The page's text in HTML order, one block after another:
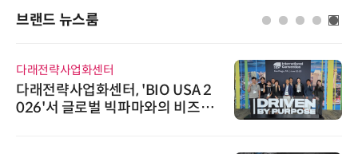
브랜드 뉴스룸
다래전략사업화센터
다래전략사업화센터, 'BIO USA 2
026'서 글로벌 빅파마와의 비즈니